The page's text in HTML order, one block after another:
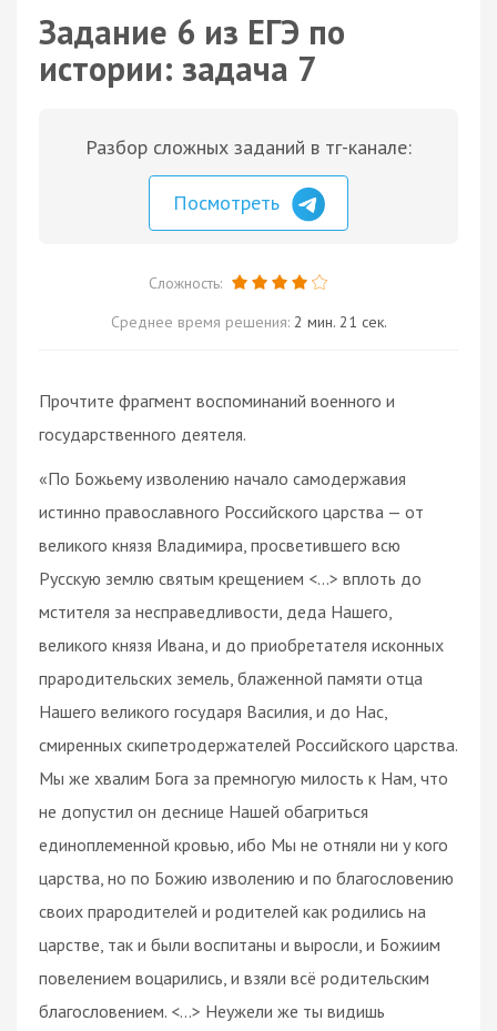
Задание 6 из ЕГЭ по
истории: задача 7
Разбор сложных заданий в тг-канале:
Посмотреть
Сложность:
Среднее время решения: 2 мин. 21 сек.
Прочтите фрагмент воспоминаний военного и
государственного деятеля.
«По Божьему изволению начало самодержавия
истинно православного Российского царства — от
великого князя Владимира, просветившего всю
Русскую землю святым крещением <…> вплоть до
мстителя за несправедливости, деда Нашего,
великого князя Ивана, и до приобретателя исконных
прародительских земель, блаженной памяти отца
Нашего великого государя Василия, и до Нас,
смиренных скипетродержателей Российского царства.
Мы же хвалим Бога за премногую милость к Нам, что
не допустил он деснице Нашей обагриться
единоплеменной кровью, ибо Мы не отняли ни у кого
царства, но по Божию изволению и по благословению
своих прародителей и родителей как родились на
царстве, так и были воспитаны и выросли, и Божиим
повелением воцарились, и взяли всё родительским
благословением. <…> Неужели же ты видишь